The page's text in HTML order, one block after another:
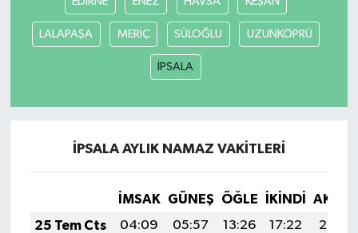
LALAPAŞA MERİÇ SÜLOĞLU UZUNKÖPRÜ
İPSALA
İPSALA AYLIK NAMAZ VAKITLERI
İMSAK GÜNEŞ ÖĞLE İKINDI
25 Tem Cts
04:09 05:57 13:26 17:22
20:45
SEÇİM 2011
SİVİL TOPLUM